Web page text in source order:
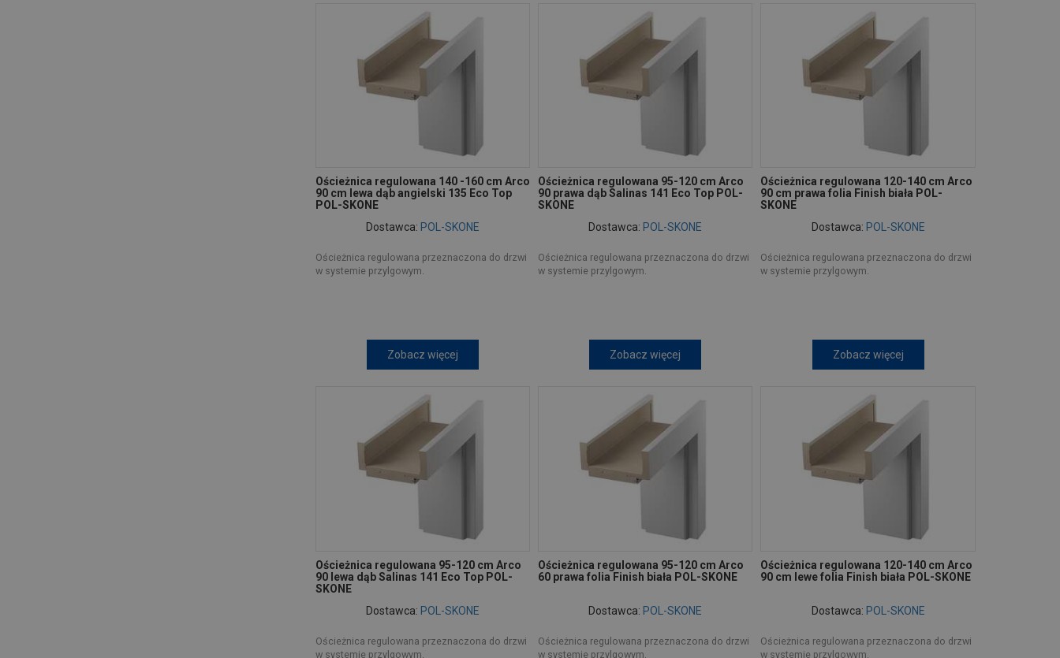
Ościeżnica regulowana 140 -160 cm Arco
90 cm lewa dąb angielski 135 Eco Top
POL-SKONE
Dostawca: POL-SKONE
Ościeżnica regulowana przeznaczona do drzwi
w systemie przylgowym.
Zobacz więcej
Ościeżnica regulowana 95-120 cm Arco
90 prawa dąb Salinas 141 Eco Top POL-
SKONE
Dostawca: POL-SKONE
Ościeżnica regulowana przeznaczona do drzwi
w systemie przylgowym.
Zobacz więcej
Ościeżnica regulowana 120-140 cm Arco
90 cm prawa folia Finish biała POL-
SKONE
Dostawca: POL-SKONE
Ościeżnica regulowana przeznaczona do drzwi
w systemie przylgowym.
Zobacz więcej
Ościeżnica regulowana 95-120 cm Arco
90 lewa dąb Salinas 141 Eco Top POL-
SKONE
Dostawca: POL-SKONE
Ościeżnica regulowana przeznaczona do drzwi
w systemie przylgowym.
Ościeżnica regulowana 95-120 cm Arco
60 prawa folia Finish biała POL-SKONE
Dostawca: POL-SKONE
Ościeżnica regulowana przeznaczona do drzwi
w systemie przylgowym.
Ościeżnica regulowana 120-140 cm Arco
90 cm lewe folia Finish biała POL-SKONE
Dostawca: POL-SKONE
Ościeżnica regulowana przeznaczona do drzwi
w systemie przylgowym.